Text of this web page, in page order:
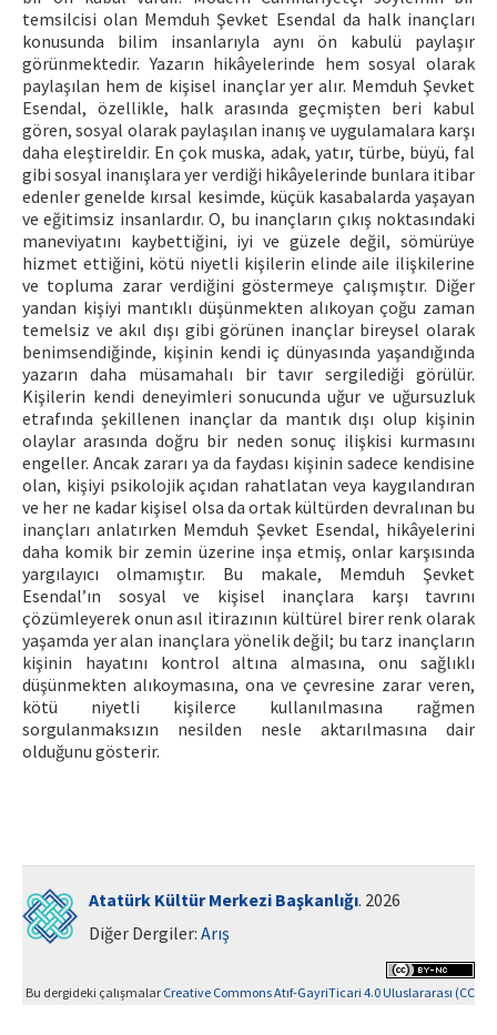
temsilcisi olan Memduh Şevket Esendal da halk inançları
konusunda bilim insanlarıyla aynı ön kabulü paylaşır
görünmektedir. Yazarın hikâyelerinde hem sosyal olarak
paylaşılan hem de kişisel inançlar yer alır. Memduh Şevket
Esendal, özellikle, halk arasında geçmişten beri kabul
gören, sosyal olarak paylaşılan inanış ve uygulamalara karşı
daha eleştireldir. En çok muska, adak, yatır, türbe, büyü, fal
gibi sosyal inanışlara yer verdiği hikâyelerinde bunlara itibar
edenler genelde kırsal kesimde, küçük kasabalarda yaşayan
ve eğitimsiz insanlardır. O, bu inançların çıkış noktasındaki
maneviyatını kaybettiğini, iyi ve güzele değil, sömürüye
hizmet ettiğini, kötü niyetli kişilerin elinde aile ilişkilerine
ve topluma zarar verdiğini göstermeye çalışmıştır. Diğer
yandan kişiyi mantıklı düşünmekten alıkoyan çoğu zaman
temelsiz ve akıl dışı gibi görünen inançlar bireysel olarak
benimsendiğinde, kişinin kendi iç dünyasında yaşandığında
yazarın daha müsamahalı bir tavır sergilediği görülür.
Kişilerin kendi deneyimleri sonucunda uğur ve uğursuzluk
etrafında şekillenen inançlar da mantık dışı olup kişinin
olaylar arasında doğru bir neden sonuç ilişkisi kurmasını
engeller. Ancak zararı ya da faydası kişinin sadece kendisine
olan, kişiyi psikolojik açıdan rahatlatan veya kaygılandıran
ve her ne kadar kişisel olsa da ortak kültürden devralınan bu
inançları anlatırken Memduh Şevket Esendal, hikâyelerini
daha komik bir zemin üzerine inşa etmiş, onlar karşısında
yargılayıcı olmamıştır. Bu makale, Memduh Şevket
Esendal’ın sosyal ve kişisel inançlara karşı tavrını
çözümleyerek onun asıl itirazının kültürel birer renk olarak
yaşamda yer alan inançlara yönelik değil; bu tarz inançların
kişinin hayatını kontrol altına almasına, onu sağlıklı
düşünmekten alıkoymasına, ona ve çevresine zarar veren,
kötü niyetli kişilerce kullanılmasına rağmen
sorgulanmaksızın nesilden nesle aktarılmasına dair
olduğunu gösterir.
Atatürk Kültür Merkezi Başkanlığı. 2026
Diğer Dergiler: Arış
Bu dergideki çalışmalar Creative Commons Atıf-GayriTicari 4.0 Uluslararası (CC